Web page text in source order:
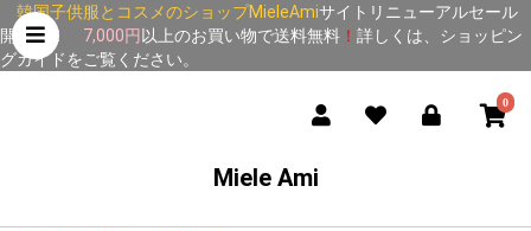
韓国子供服とコスメのショップMieleAmiサイトリニューアルセール
開催中！
7,000円 以上のお買い物で送料無料 ！ 詳しくは、
ショッピン
グガイド をご覧ください。
0
Miele Ami